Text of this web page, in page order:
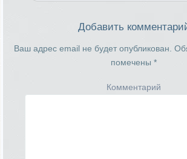
Добавить
Ваш адрес email не будет опубликован.
помечены *
Комментарий